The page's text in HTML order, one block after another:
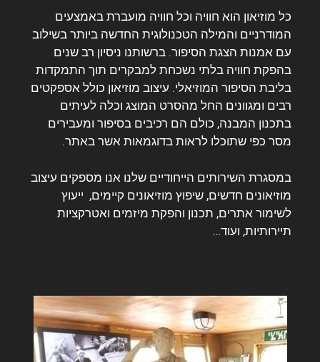
כל מוזיאון הוא חוויה וכל חוויה מועברת באמצעים
המודרניים והמילה הטכנולוגית החדשה ביותר בשילוב
עם אמנות הצגת הסיפור. ברשותנו ניסיון רב שנים
בהפקת חוויה בלתי נשכחת למבקרים תוך התמקדות
בליבת הסיפור המוזיאלי. עיצוב מוזיאון כולל אספקטים
רבים ומגוונים החל מהסרט המוצג וכלה לעיתים
בתכנון המבנה, כולם הם רכיבים בסיפור ומעבירים
מסר כפי שתוכלו לראות בדוגמאות אשר באתר.
במסגרת השירותים הייחודיים שלנו אנו מספקים עיצוב
מוזיאונים חדשים, שיפוץ מוזיאונים קיימים, ייעוץ
לשימור אתרים, תכנון והפקת מיזמים ואטרקציות
תיירותיות, ועוד…